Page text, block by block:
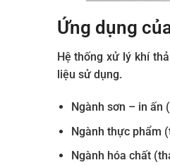
Ứng dụng
Hệ thống xử lý khí
liệu sử dụng.
Ngành sơn – in ấn
Ngành thực phẩm
Ngành hóa chất